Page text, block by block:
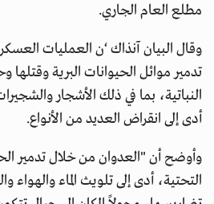
مطلع العام الجاري.
وقال البيان آنذاك ‘ن العمليات
تدمير موائل الحيوانات البرية
النباتية، بما في ذلك الأشجار
أدى إلى انقراض العديد من الأنواع.
وأوضح أن "العدوان من خلال تدمير
التحتية، أدى إلى تلويث الماء والهواء